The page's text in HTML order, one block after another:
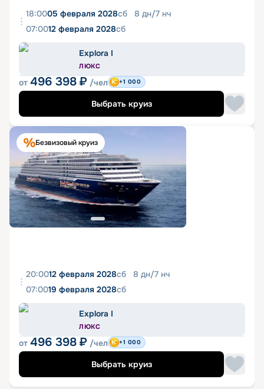
18:0005 февраля 2028сб 8 дн/7 нч
07:0012 февраля 2028сб
Explora I
ЛЮКС
от 496 398 ₽ /чел +1 000
Выбрать круиз
Безвизовый круиз
20:0012 февраля 2028сб 8 дн/7 нч
07:0019 февраля 2028сб
Explora I
ЛЮКС
от 496 398 ₽ /чел +1 000
Выбрать круиз